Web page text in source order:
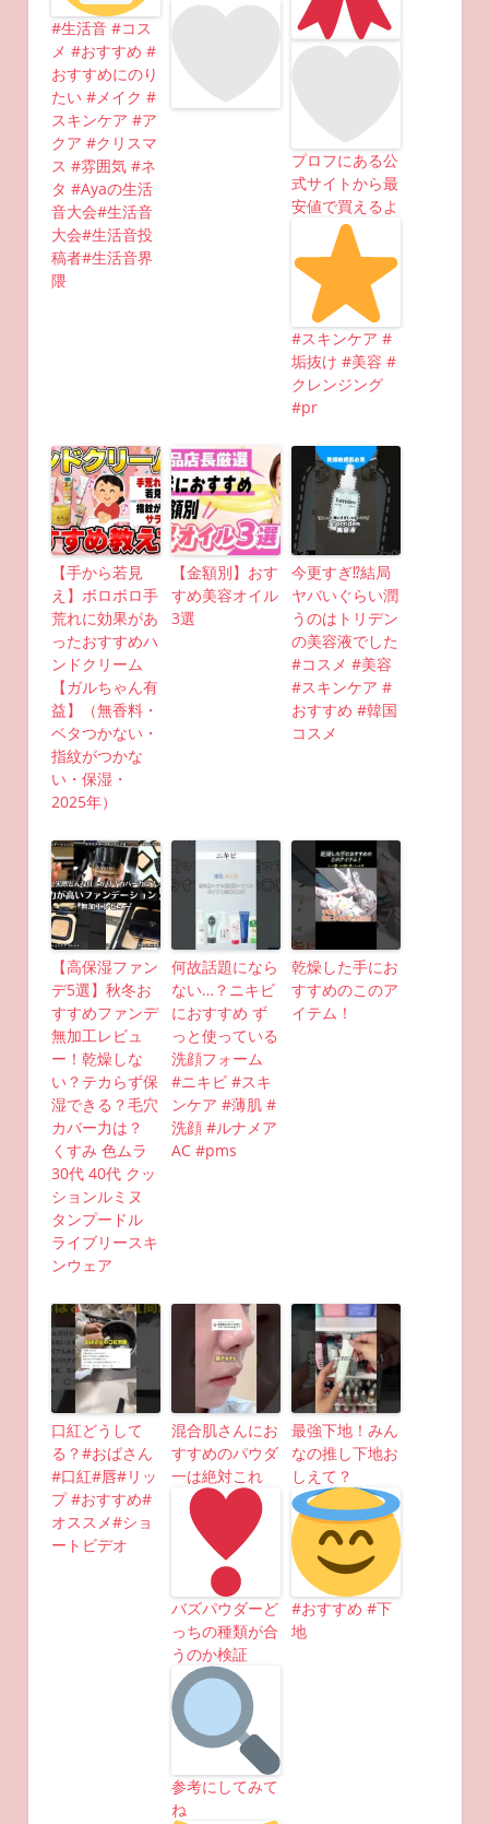
#生活音 #コス
メ #おすすめ #
おすすめにのり
たい #メイク #
スキンケア #ア
クア #クリスマ
ス #雰囲気 #ネ
タ #Ayaの生活
音大会#生活音
大会#生活音投
稿者#生活音界
隈
プロフにある公
式サイトから最
安値で買えるよ
#スキンケア #
垢抜け #美容 #
クレンジング
#pr
【手から若見
え】ボロボロ手
荒れに効果があ
ったおすすめハ
ンドクリーム
【ガルちゃん有
益】（無香料・
ベタつかない・
指紋がつかな
い・保湿・
2025年）
【金額別】おす
すめ美容オイル
3選
今更すぎ⁉︎結局
ヤバいぐらい潤
うのはトリデン
の美容液でした
#コスメ #美容
#スキンケア #
おすすめ #韓国
コスメ
【高保湿ファン
デ5選】秋冬お
すすめファンデ
無加工レビュ
ー！乾燥しな
い？テカらず保
湿できる？毛穴
カバー力は？
くすみ 色ムラ
30代 40代 クッ
ションルミヌ
タンプードル
ライブリースキ
ンウェア
何故話題になら
ない…？ニキビ
におすすめ ず
っと使っている
洗顔フォーム
#ニキビ #スキ
ンケア #薄肌 #
洗顔 #ルナメア
AC #pms
乾燥した手にお
すすめのこのア
イテム！
口紅どうして
る？#おばさん
#口紅#唇#リッ
プ #おすすめ#
オススメ#ショ
ートビデオ
混合肌さんにお
すすめのパウダ
一は絶対これ
バズパウダーど
っちの種類が合
うのか検証
参考にしてみて
ね
最強下地！みん
なの推し下地お
しえて？
#おすすめ #下
地